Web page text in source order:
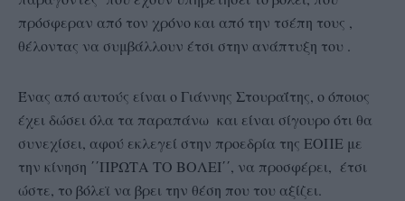
πρόσφεραν από τον χρόνο και από την τσέπη τους ,
θέλοντας να συμβάλλουν έτσι στην ανάπτυξη του .
Ένας από αυτούς είναι ο Γιάννης Στουραΐτης, ο όποιος
έχει δώσει όλα τα παραπάνω και είναι σίγουρο ότι θα
συνεχίσει, αφού εκλεγεί στην προεδρία της ΕΟΠΕ με
την κίνηση ΄΄ΠΡΩΤΑ ΤΟ ΒΟΛΕΙ΄΄, να προσφέρει, έτσι
ώστε, το βόλεϊ να βρει την θέση που του αξίζει.